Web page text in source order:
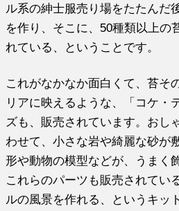
ル系の紳士服売り場をたたんだ
を作り、そこに、50種類以上の
れている、ということです。
これがなかなか面白くて、苔そ
リアに映えるような、「コケ・
ズも、販売されています。おし
わせて、小さな岩や綺麗な砂が
形や動物の模型などが、うまく
これらのパーツも販売されてい
ルの風景を作れる、というキッ